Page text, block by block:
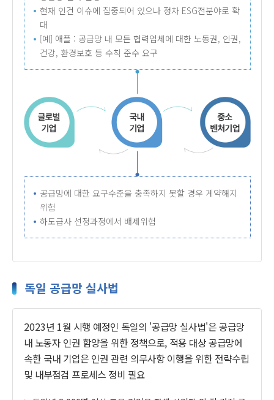
현재 인건 이슈에 집중되어 있으나 정차 ESG전분야로 확
대
[예] 애플 : 공급망 내 모든 협력업체에 대한 노동권, 인권,
건강, 환경보호 등 수칙 준수 요구
공급망에 대한 요구수준을 충족하지 못할 경우 계약해지
위험
하도급사 선정과정에서 배제위험
독일 공급망 실사법
2023년 1월 시행 예정인 독일의 '공급망 실사법'은 공급망
내 노동자 인권 함양을 위한 정책으로, 적용 대상 공급망에
속한 국내 기업은 인권 관련 의무사항 이행을 위한 전략수립
및 내부점검 프로세스 정비 필요